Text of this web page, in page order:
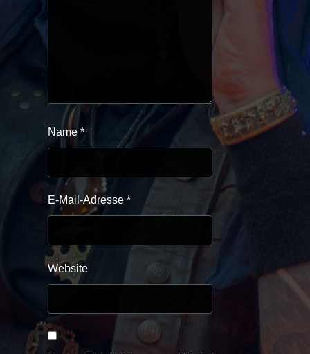
Name *
E-Mail-Adresse *
Website